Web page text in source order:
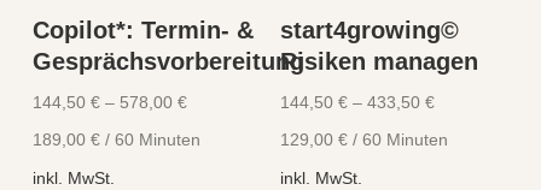
Copilot*: Termin- &
Gesprächsvorbereitung
144,50 €– 578,00 €
189,00 €/ 60 Minuten
inkl. MwSt.
start4growing©
Risiken managen
144,50 €– 433,50 €
129,00 €/ 60 Minuten
inkl. MwSt.